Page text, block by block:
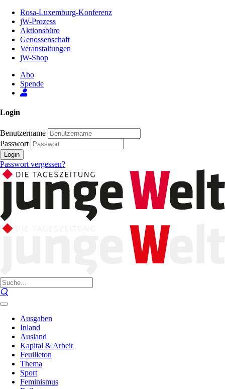
Inhalt
Seite
Rosa-Luxemburg-Konferenz
jW-Prozess
Aktionsbüro
Genossenschaft
Veranstaltungen
jW-Shop
Abo
Spende
Login
Benutzername
Passwort
Login
Passwort vergessen?
Ausgaben
Inland
Ausland
Kapital & Arbeit
Feuilleton
Thema
Sport
Feminismus